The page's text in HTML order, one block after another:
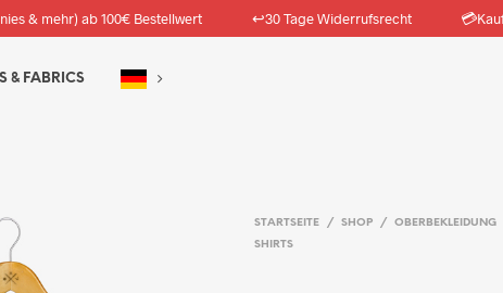
& mehr) ab 100€ Bestellwert ↩️30 Tage Widerrufsrecht 💳
& FABRICS
STARTSEITE / SHOP / OBERBEKLEIDUNG
SHIRTS